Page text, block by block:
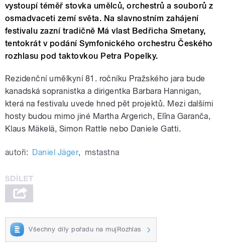
vystoupí téměř stovka umělců, orchestrů a souborů z
osmadvaceti zemí světa. Na slavnostním zahájení
festivalu zazní tradičně Má vlast Bedřicha Smetany,
tentokrát v podání Symfonického orchestru Českého
rozhlasu pod taktovkou Petra Popelky.
Rezidenční umělkyní 81. ročníku Pražského jara bude
kanadská sopranistka a dirigentka Barbara Hannigan,
která na festivalu uvede hned pět projektů. Mezi dalšími
hosty budou mimo jiné Martha Argerich, Elīna Garanča,
Klaus Mäkelä, Simon Rattle nebo Daniele Gatti.
autoři: Daniel Jäger, mstastna
Všechny díly pořadu na mujRozhlas